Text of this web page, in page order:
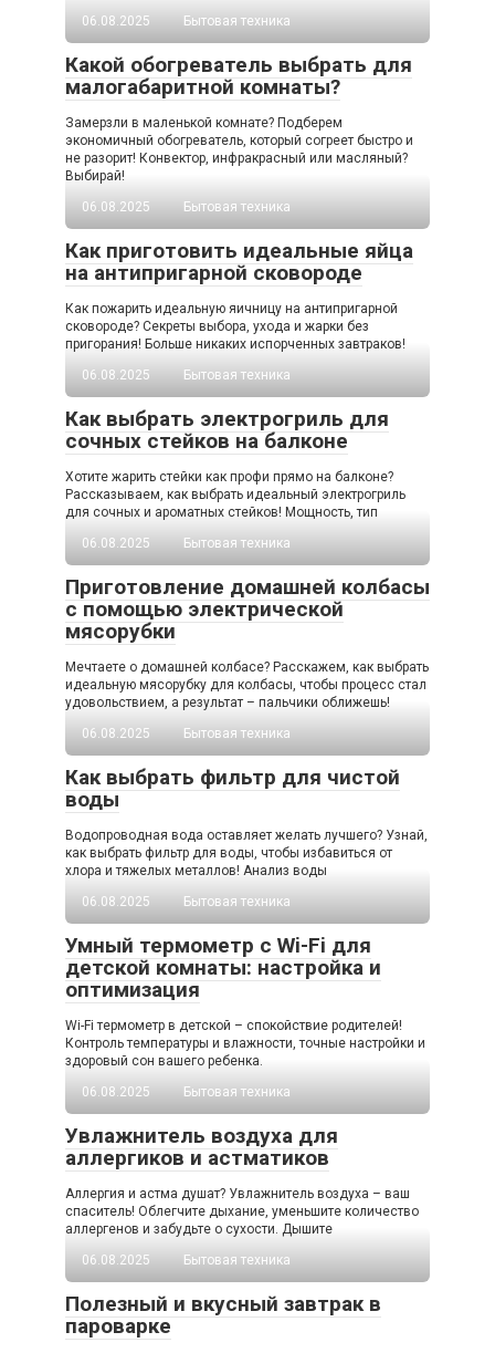
06.08.2025
Бытовая техника
Какой обогреватель выбрать для
малогабаритной комнаты?
Замерзли в маленькой комнате? Подберем
экономичный обогреватель, который согреет быстро и
не разорит! Конвектор, инфракрасный или масляный?
Выбирай!
06.08.2025
Бытовая техника
Как приготовить идеальные яйца
на антипригарной сковороде
Как пожарить идеальную яичницу на антипригарной
сковороде? Секреты выбора, ухода и жарки без
пригорания! Больше никаких испорченных завтраков!
06.08.2025
Бытовая техника
Как выбрать электрогриль для
сочных стейков на балконе
Хотите жарить стейки как профи прямо на балконе?
Рассказываем, как выбрать идеальный электрогриль
для сочных и ароматных стейков! Мощность, тип
06.08.2025
Бытовая техника
Приготовление домашней колбасы
с помощью электрической
мясорубки
Мечтаете о домашней колбасе? Расскажем, как выбрать
идеальную мясорубку для колбасы, чтобы процесс стал
удовольствием, а результат – пальчики оближешь!
06.08.2025
Бытовая техника
Как выбрать фильтр для чистой
воды
Водопроводная вода оставляет желать лучшего? Узнай,
как выбрать фильтр для воды, чтобы избавиться от
хлора и тяжелых металлов! Анализ воды
06.08.2025
Бытовая техника
Умный термометр с Wi-Fi для
детской комнаты: настройка и
оптимизация
Wi-Fi термометр в детской – спокойствие родителей!
Контроль температуры и влажности, точные настройки и
здоровый сон вашего ребенка.
06.08.2025
Бытовая техника
Увлажнитель воздуха для
аллергиков и астматиков
Аллергия и астма душат? Увлажнитель воздуха – ваш
спаситель! Облегчите дыхание, уменьшите количество
аллергенов и забудьте о сухости. Дышите
06.08.2025
Бытовая техника
Полезный и вкусный завтрак в
пароварке